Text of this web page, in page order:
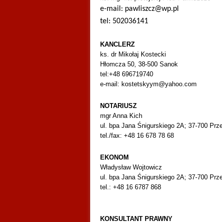
e-mail: pawliszcz@wp.pl
tel: 502036141
KANCLERZ
ks. dr Mikołaj Kostecki
Hłomcza 50, 38-500 Sanok
tel:+48 696719740
e-mail: kostetskyym@yahoo.com
NOTARIUSZ
mgr Anna Kich
ul. bpa Jana Śnigurskiego 2A; 37-700
tel./fax: +48 16 678 78 68
EKONOM
Władysław Wojtowicz
ul. bpa Jana Śnigurskiego 2A; 37-700
tel.: +48 16 6787 868
KONSULTANT PRAWNY